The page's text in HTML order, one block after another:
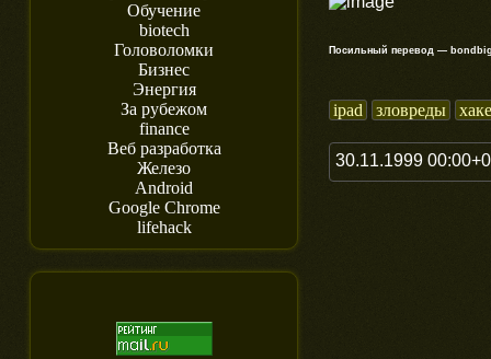
Обучение
biotech
Головоломки
Бизнес
Энергия
За рубежом
finance
Веб разработка
Железо
Android
Google Chrome
lifehack
Посильный перевод —
ipad зловреды
30.11.1999